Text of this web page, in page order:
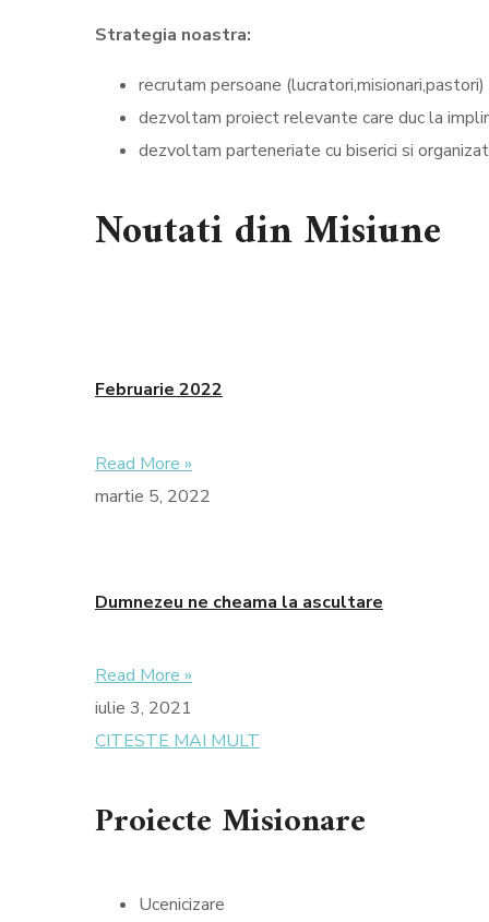
Strategia noastra:
recrutam persoane
dezvoltam proiect relevante care duc la
dezvoltam parteneriate cu biserici si
Noutati din Misiune
Februarie 2022
Read More »
martie 5, 2022
Dumnezeu ne cheama la ascultare
Read More »
iulie 3, 2021
CITESTE MAI MULT
Proiecte Misionare
Ucenicizare